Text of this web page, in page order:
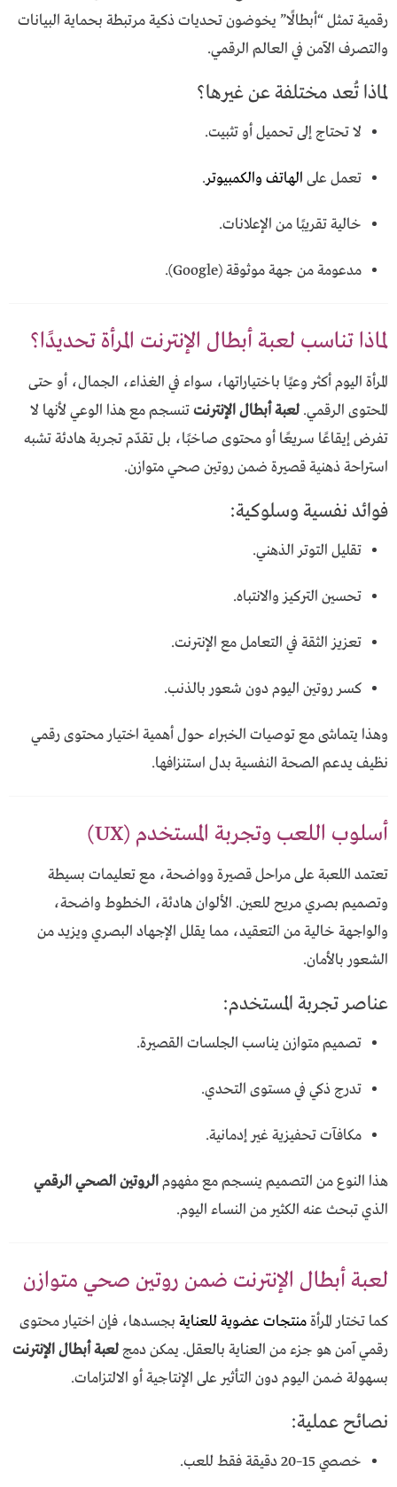
رقمية تمثل “أبطالًا” يخوضون تحديات ذكية مرتبطة بحماية البيانات
والتصرف الآمن في العالم الرقمي.
لماذا تُعد مختلفة عن غيرها؟
لا تحتاج إلى تحميل أو تثبيت.
تعمل على الهاتف والكمبيوتر.
خالية تقريبًا من الإعلانات.
مدعومة من جهة موثوقة (Google).
لماذا تناسب لعبة أبطال الإنترنت المرأة تحديدًا؟
المرأة اليوم أكثر وعيًا باختياراتها، سواء في الغذاء، الجمال، أو حتى
المحتوى الرقمي. لعبة أبطال الإنترنتتنسجم مع هذا الوعي لأنها لا
تفرض إيقاعًا سريعًا أو محتوى صاخبًا، بل تقدّم تجربة هادئة تشبه
استراحة ذهنية قصيرة ضمن روتين صحي متوازن.
فوائد نفسية وسلوكية:
تقليل التوتر الذهني.
تحسين التركيز والانتباه.
تعزيز الثقة في التعامل مع الإنترنت.
كسر روتين اليوم دون شعور بالذنب.
وهذا يتماشى مع توصيات الخبراء حول أهمية اختيار محتوى رقمي
نظيف يدعم الصحة النفسية بدل استنزافها.
أسلوب اللعب وتجربة المستخدم (UX)
تعتمد اللعبة على مراحل قصيرة وواضحة، مع تعليمات بسيطة
وتصميم بصري مريح للعين. الألوان هادئة، الخطوط واضحة،
والواجهة خالية من التعقيد، مما يقلل الإجهاد البصري ويزيد من
الشعور بالأمان.
عناصر تجربة المستخدم:
تصميم متوازن يناسب الجلسات القصيرة.
تدرج ذكي في مستوى التحدي.
مكافآت تحفيزية غير إدمانية.
هذا النوع من التصميم ينسجم مع مفهومالروتين الصحي الرقمي
الذي تبحث عنه الكثير من النساء اليوم.
لعبة أبطال الإنترنت ضمن روتين صحي متوازن
كما تختار المرأةمنتجات عضوية للعناية بجسدها، فإن اختيار محتوى
رقمي آمن هو جزء من العناية بالعقل. يمكن دمجلعبة أبطال الإنترنت
بسهولة ضمن اليوم دون التأثير على الإنتاجية أو الالتزامات.
نصائح عملية:
خصصي 15–20 دقيقة فقط للعب.